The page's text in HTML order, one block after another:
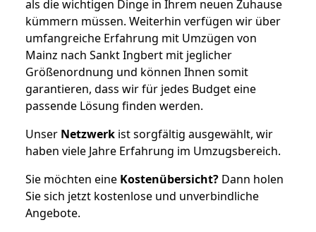
als die wichtigen Dinge in Ihrem neuen Zuhause
kümmern müssen. Weiterhin verfügen wir über
umfangreiche Erfahrung mit Umzügen von
Mainz nach Sankt Ingbert mit jeglicher
Größenordnung und können Ihnen somit
garantieren, dass wir für jedes Budget eine
passende Lösung finden werden.
Unser Netzwerk ist sorgfältig ausgewählt, wir
haben viele Jahre Erfahrung im Umzugsbereich.
Sie möchten eine Kostenübersicht? Dann holen
Sie sich jetzt kostenlose und unverbindliche
Angebote.